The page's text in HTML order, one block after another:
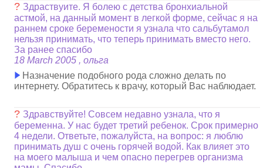
? Здраствуите. Я болею с детства бронхиальной
астмой, на данный момент в легкой форме, сейчас я на
раннем сроке беремености я узнала что сальбутамол
нельзя принимать, что теперь принимать вместо него.
За ранее спасибо
18 March 2005 , ольга
Назначение подобного рода сложно делать по
интернету. Обратитесь к врачу, который Вас наблюдает.
? Здравствуйте! Совсем недавно узнала, что я
беременна. У нас будет третий ребенок. Срок примерно
4 недели. Ответьте, пожалуйста, на вопрос: я люблю
принимать душ с очень горячей водой. Как влияет это
на моего малыша и чем опасно перегрев организма